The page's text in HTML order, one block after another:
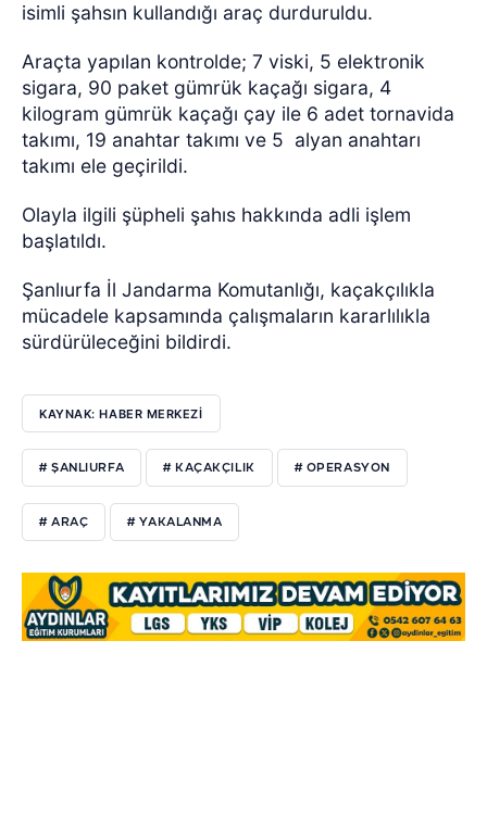
isimli şahsın kullandığı araç durduruldu.
Araçta yapılan kontrolde; 7 viski, 5 elektronik
sigara, 90 paket gümrük kaçağı sigara, 4
kilogram gümrük kaçağı çay ile 6 adet tornavida
takımı, 19 anahtar takımı ve 5 alyan anahtarı
takımı ele geçirildi.
Olayla ilgili şüpheli şahıs hakkında adli işlem
başlatıldı.
Şanlıurfa İl Jandarma Komutanlığı, kaçakçılıkla
mücadele kapsamında çalışmaların kararlılıkla
sürdürüleceğini bildirdi.
KAYNAK: HABER MERKEZİ
# ŞANLIURFA # KAÇAKÇILIK # OPERASYON
# ARAÇ # YAKALANMA